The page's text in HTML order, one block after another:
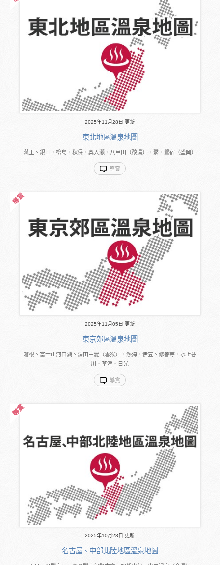
2025年11月28日 更新
東北地區溫泉地圖
藏王、銀山、松島、秋保、奧入瀨、八甲田（酸湯）、繫、鶯宿（盛岡）
導賞
2025年11月05日 更新
東京郊區溫泉地圖
箱根、富士山河口湖、湯田中澀（雪猴）、熱海、伊豆、修善寺、水上谷
川、草津、日光
導賞
2025年10月28日 更新
名古屋、中部北陸地區溫泉地圖